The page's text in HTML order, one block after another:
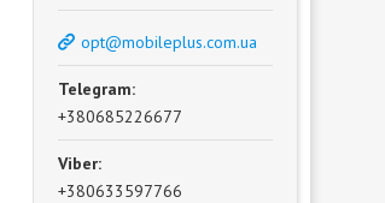
opt@mobileplus.com.ua
+380685226677
+380633597766